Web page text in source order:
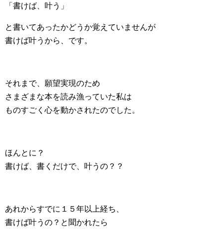
「書けば、叶う」
と書いてあったかどうか覚えていませんが
書けば叶うから、です。
それまで、願望実現のため
さまざまな本を読み漁っていた私は
ものすごく心を動かされたのでした。
ほんとに？
書けば、書くだけで、叶うの？？
あれからすでに１５年以上経ち、
書けば叶うの？と聞かれたら